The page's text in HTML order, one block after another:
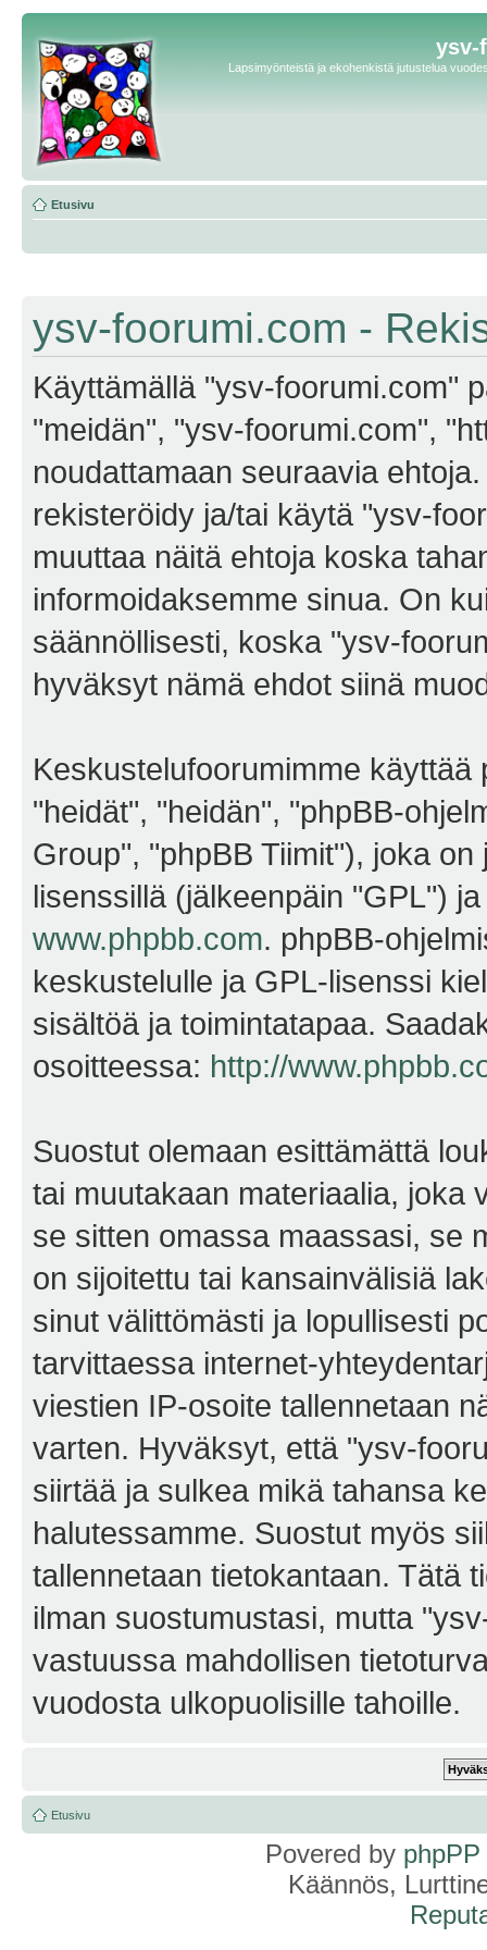
ysv-
Lapsimyönteistä ja ekohenkistä jutustelua
Etusivu
ysv-foorumi.com -
Käyttämällä "ysv-foorumi.com"
"meidän", "ysv-foorumi.com",
noudattamaan seuraavia
rekisteröidy ja/tai käytä "ysv-
muuttaa näitä ehtoja koska
informoidaksemme sinua. On
säännöllisesti, koska "ysv-
hyväksyt nämä ehdot siinä
Keskustelufoorumimme
"heidät", "heidän", "phpBB-
Group", "phpBB Tiimit"), joka on
lisenssillä (jälkeenpäin "GPL")
www.phpbb.com. phpBB-
keskustelulle ja GPL-lisenssi
sisältöä ja toimintatapaa.
osoitteessa: http://
Suostut olemaan esittämättä
tai muutakaan materiaalia, joka
se sitten omassa maassasi, se
on sijoitettu tai kansainvälisiä
sinut välittömästi ja lopullisesti
tarvittaessa internet-
viestien IP-osoite tallennetaan
varten. Hyväksyt, että "ysv-
siirtää ja sulkea mikä tahansa
halutessamme. Suostut myös
tallennetaan tietokantaan. Tätä
ilman suostumustasi, mutta
vastuussa mahdollisen
vuodosta ulkopuolisille tahoille.
Etusivu
Povered by phpPP
Käännös,